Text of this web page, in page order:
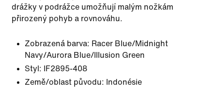
drážky v podrážce umožňují malým nožkám
přirozený pohyb a rovnováhu.
Zobrazená barva: Racer Blue/Midnight
Navy/Aurora Blue/Illusion Green
Styl:
IF2895-408
Země/oblast původu: Indonésie